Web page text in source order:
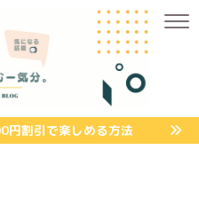
円割引で楽しめる方法